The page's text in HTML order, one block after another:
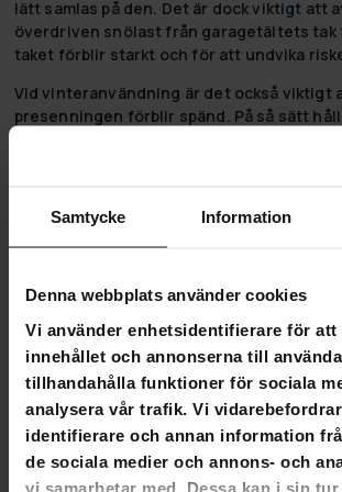
Samtycke Information
Denna webbplats använder cookies
Vi använder enhetsidentifierare för att
innehållet och annonserna till
tillhandahålla funktioner för sociala
analysera vår trafik. Vi
identifierare och annan information
de sociala medier och annons- och
vi samarbetar med. Dessa kan i sin
lätt samlas på den. Det är dock viktigt att
överdriven snölast från garagetältets
taket förblir starkt och för att undvika
Vid vinteranvändning är det också viktigt
presenningen förblir spänd. På så sätt
hela tiden och taket hålls också renare
ordentligt spänd. Garantin täcker inte
Presenningen kan bytas ut senare utan
Färg: Ljusgrå
Bredd: 2 m
Längd: 3 m
Höjd: 1,9 m
Tygmaterial: PVC
Stark presenning 350g/m2, grå
Kroppsmaterial: Galvaniserat stålrör
Ramrörets väggtjocklek: 1,2 mm
Lätt att montera